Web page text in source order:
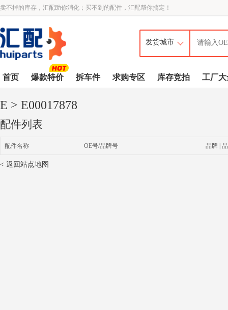
卖不掉的库存，汇配助你消化；买不到的配件，汇配帮你搞定！
首页 爆款特价 拆车件 求购专区 库存竞拍 工厂大
E > E00017878
配件列表
配件名称 OE号/品牌号 品牌 |
< 返回站点地图